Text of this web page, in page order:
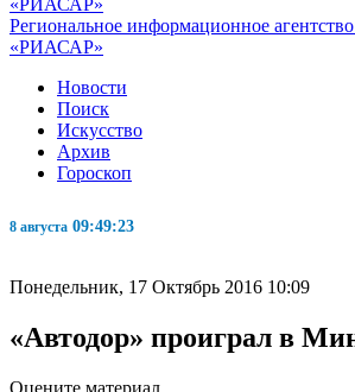
Региональное информационное
«РИАСАР»
Новости
Поиск
Искусство
Архив
Гороскоп
8 августа 09:49:24
Понедельник, 17 Октябрь 2016 10:09
«Автодор» проиграл в
Оцените материал